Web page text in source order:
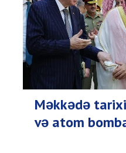
Məkkədə
və atom